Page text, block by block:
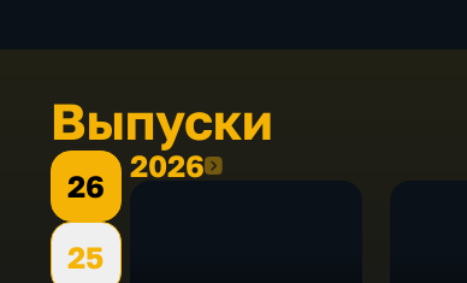
Выпуски
26
25
20262026